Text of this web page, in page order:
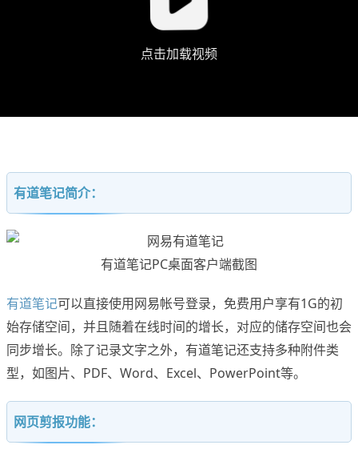
点击加载视频
有道笔记简介：
有道笔记PC桌面客户端截图
有道笔记可以直接使用网易帐号登录，免费用户享有1G的初
始存储空间，并且随着在线时间的增长，对应的储存空间也会
同步增长。除了记录文字之外，有道笔记还支持多种附件类
型，如图片、PDF、Word、Excel、PowerPoint等。
网页剪报功能：